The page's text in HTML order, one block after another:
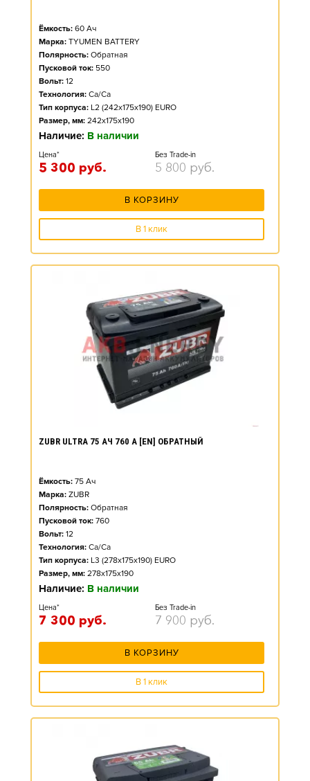
Ёмкость: 60 Ач
Марка: TYUMEN BATTERY
Полярность: Обратная
Пусковой ток: 550
Вольт: 12
Технология: Ca/Ca
Тип корпуса: L2 (242x175x190) EURO
Размер, мм: 242x175x190
Наличие: В наличии
Цена*
5 300 руб.
Без Trade-in
5 800 руб.
В КОРЗИНУ
В 1 клик
ZUBR ULTRA 75 АЧ 760 А [EN] ОБРАТНЫЙ
Ёмкость: 75 Ач
Марка: ZUBR
Полярность: Обратная
Пусковой ток: 760
Вольт: 12
Технология: Ca/Ca
Тип корпуса: L3 (278x175x190) EURO
Размер, мм: 278x175x190
Наличие: В наличии
Цена*
7 300 руб.
Без Trade-in
7 900 руб.
В КОРЗИНУ
В 1 клик